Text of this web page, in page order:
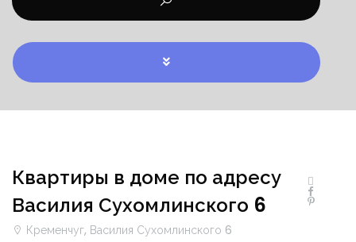
Квартиры в доме по адресу
Василия Сухомлинского 6
Кременчуг, Василия Сухомлинского 6